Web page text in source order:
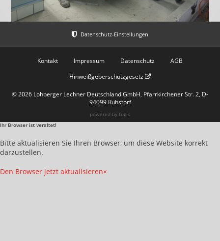
Kontakt Impressum Datenschutz
AGB
Hinweißgeberschutzgesetz
© 2026 Lohberger Lechner Deutschland GmbH, Pfarrkirchener Str. 2, D-
94099 Ruhstorf
powered by togis
Ihr Browser ist veraltet!
Bitte aktualisieren Sie Ihren Browser, um diese Website korrekt
darzustellen.
Den Browser jetzt aktualisieren×